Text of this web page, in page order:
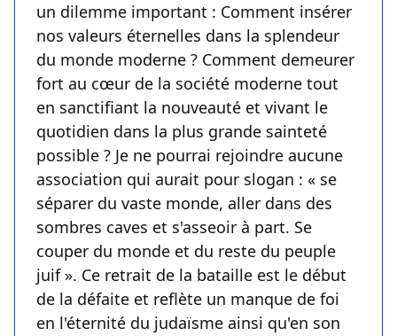
un dilemme important : Comment insérer
nos valeurs éternelles dans la splendeur
du monde moderne ? Comment demeurer
fort au cœur de la société moderne tout
en sanctifiant la nouveauté et vivant le
quotidien dans la plus grande sainteté
possible ? Je ne pourrai rejoindre aucune
association qui aurait pour slogan : « se
séparer du vaste monde, aller dans des
sombres caves et s'asseoir à part. Se
couper du monde et du reste du peuple
juif ». Ce retrait de la bataille est le début
de la défaite et reflète un manque de foi
en l'éternité du judaïsme ainsi qu'en son